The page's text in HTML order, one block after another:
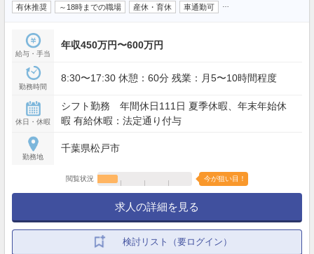
有休推奨
～18時までの職場 産休・育休 車通勤可
給与・手当
年収450万円〜600万円
勤務時間
8:30〜17:30 休憩：60分 残業：月5〜10時間程度
休日・休暇
シフト勤務 年間休日111日 夏季休暇、年末年始休
暇 有給休暇：法定通り付与
勤務地
千葉県松戸市
閲覧状況 今が狙い目！
求人の詳細を見る
検討リスト（要ログイン）